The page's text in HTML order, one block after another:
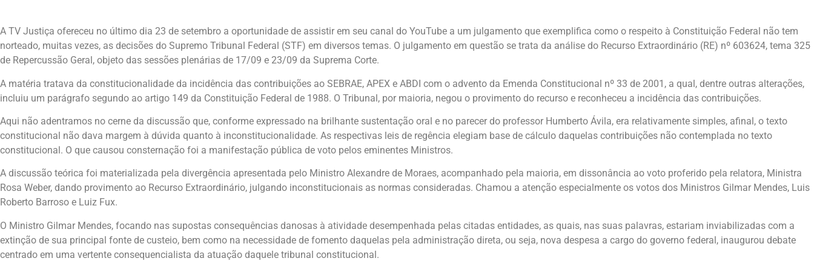
A TV Justiça ofereceu no último dia 23 de setembro a oportunidade de assistir em seu canal do YouTube a um julgamento que exemplifica como o respeito à Constituição Federal não tem
norteado, muitas vezes, as decisões do Supremo Tribunal Federal (STF) em diversos temas. O julgamento em questão se trata da análise do Recurso Extraordinário (RE) nº 603624, tema 325
de Repercussão Geral, objeto das sessões plenárias de 17/09 e 23/09 da Suprema Corte.
A matéria tratava da constitucionalidade da incidência das contribuições ao SEBRAE, APEX e ABDI com o advento da Emenda Constitucional nº 33 de 2001, a qual, dentre outras alterações,
incluiu um parágrafo segundo ao artigo 149 da Constituição Federal de 1988. O Tribunal, por maioria, negou o provimento do recurso e reconheceu a incidência das contribuições.
Aqui não adentramos no cerne da discussão que, conforme expressado na brilhante sustentação oral e no parecer do professor Humberto Ávila, era relativamente simples, afinal, o texto
constitucional não dava margem à dúvida quanto à inconstitucionalidade. As respectivas leis de regência elegiam base de cálculo daquelas contribuições não contemplada no texto
constitucional. O que causou consternação foi a manifestação pública de voto pelos eminentes Ministros.
A discussão teórica foi materializada pela divergência apresentada pelo Ministro Alexandre de Moraes, acompanhado pela maioria, em dissonância ao voto proferido pela relatora, Ministra
Rosa Weber, dando provimento ao Recurso Extraordinário, julgando inconstitucionais as normas consideradas. Chamou a atenção especialmente os votos dos Ministros Gilmar Mendes, Luis
Roberto Barroso e Luiz Fux.
O Ministro Gilmar Mendes, focando nas supostas consequências danosas à atividade desempenhada pelas citadas entidades, as quais, nas suas palavras, estariam inviabilizadas com a
extinção de sua principal fonte de custeio, bem como na necessidade de fomento daquelas pela administração direta, ou seja, nova despesa a cargo do governo federal, inaugurou debate
centrado em uma vertente consequencialista da atuação daquele tribunal constitucional.